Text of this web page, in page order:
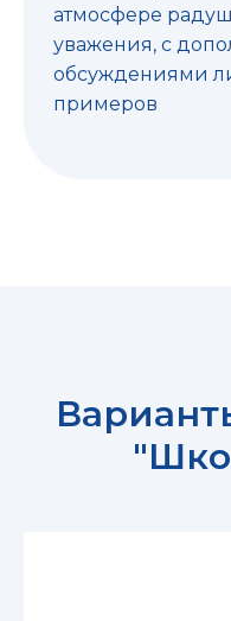
атмосфере
уважения, с
обсуждениями
примеров